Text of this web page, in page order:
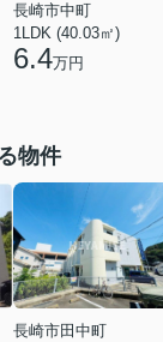
長崎市中町
1LDK (40.03㎡)
6.4万円
物件
長崎市田中町